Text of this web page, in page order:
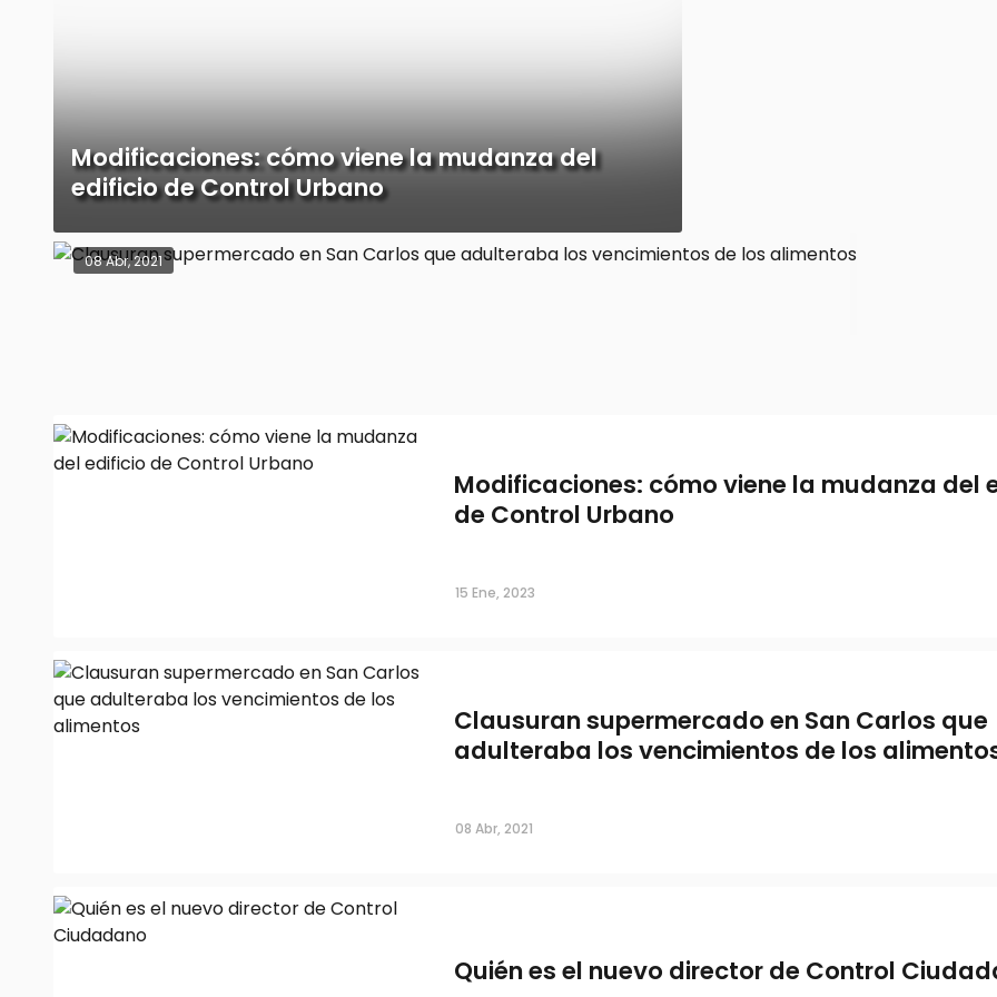
Modificaciones: cómo viene la mudanza del
edificio de Control Urbano
08 Abr, 2021
Modificaciones: cómo viene la mudanza del
de Control Urbano
15 Ene, 2023
Clausuran supermercado en San Carlos que
adulteraba los vencimientos de los
08 Abr, 2021
Quién es el nuevo director de Control